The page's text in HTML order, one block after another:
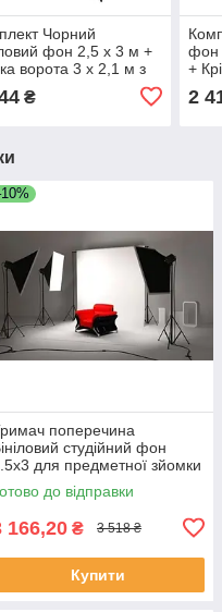
Чорний
фон 2,5 х 3 м +
ворота 3 х 2,1 м з
₴
фон
+
2
поперечина
студійний фон
для предметної зйомки
Прищіпки Фон для
до відправки
166,20 ₴ 3 518 ₴
Купити